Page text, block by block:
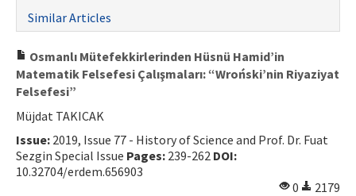
Similar Articles
Osmanlı Mütefekkirlerinden Hüsnü Hamid’in
Matematik Felsefesi Çalışmaları: “Wroński’nin Riyaziyat
Felsefesi”
Müjdat TAKICAK
Issue: 2019, Issue 77 - History of Science and Prof. Dr. Fuat
Sezgin Special Issue Pages: 239-262 DOI:
10.32704/erdem.656903
0
2179